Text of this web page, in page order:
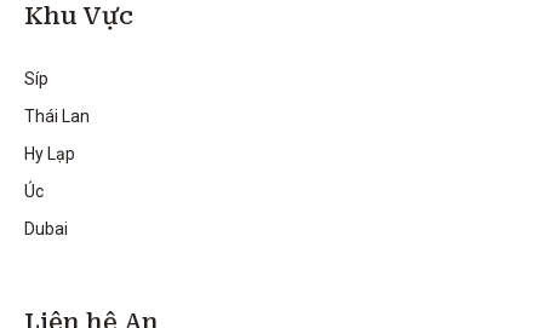
Khu Vực
Síp
Thái Lan
Hy Lạp
Úc
Dubai
Liên hệ An